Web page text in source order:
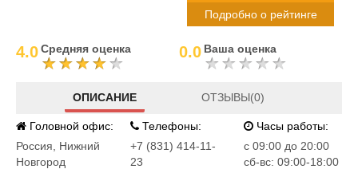
Подробно о рейтинге
4.0Средняя оценка 0.0 Ваша оценка
ОПИСАНИЕ ОТЗЫВЫ(0)
Головной офис:
Россия
Нижний
Новгород
Телефоны:
+7 (831) 414-11-
23
Часы работы:
c 09:00 до 20:00
сб-вс: 09:00-18:00